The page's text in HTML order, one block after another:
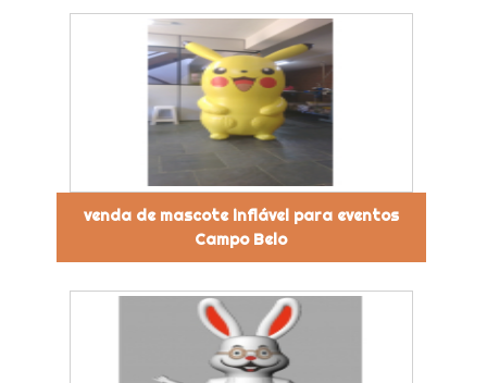
venda de mascote inflável para eventos
Campo Belo